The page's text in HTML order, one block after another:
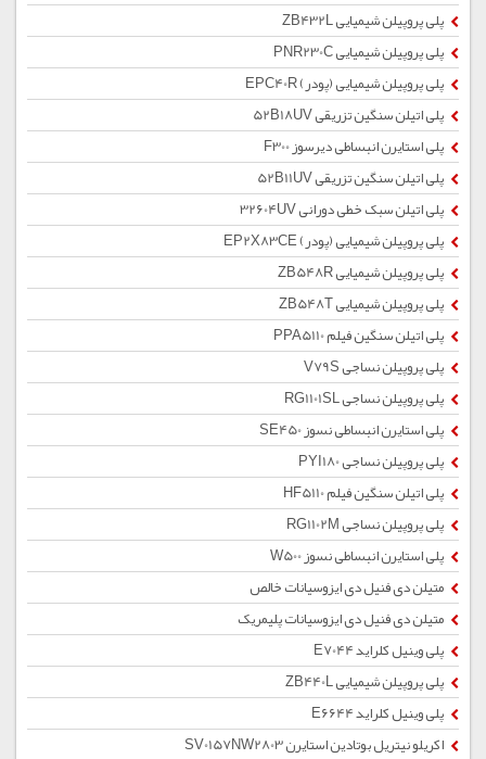
پلی پروپیلن شیمیایی ZB432L
پلی پروپیلن شیمیایی PNR230C
پلی پروپیلن شیمیایی (پودر) EPC40R
پلی اتیلن سنگین تزریقی 52B18UV
پلی استایرن انبساطی دیرسوز F300
پلی اتیلن سنگین تزریقی 52B11UV
پلی اتیلن سبک خطی دورانی 32604UV
پلی پروپیلن شیمیایی (پودر) EP2X83CE
پلی پروپیلن شیمیایی ZB548R
پلی پروپیلن شیمیایی ZB548T
پلی اتیلن سنگین فیلم PPA5110
پلی پروپیلن نساجی V79S
پلی پروپیلن نساجی RG1101SL
پلی استایرن انبساطی نسوز SE450
پلی پروپیلن نساجی PYI180
پلی اتیلن سنگین فیلم HF5110
پلی پروپیلن نساجی RG1102M
پلی استایرن انبساطی نسوز W500
متیلن دی فنیل دی ایزوسیانات خالص
متیلن دی فنیل دی ایزوسیانات پلیمریک
پلی وینیل کلراید E7044
پلی پروپیلن شیمیایی ZB440L
پلی وینیل کلراید E6644
اکریلو نیتریل بوتادین استایرن SV0157NW2803